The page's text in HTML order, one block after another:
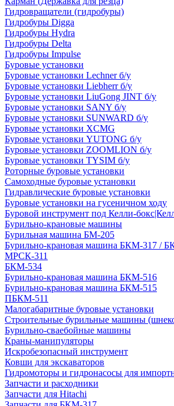
Гидровращатели (гидробуры)
Гидробуры Digga
Гидробуры Hydra
Гидробуры Delta
Гидробуры Impulse
Буровые установки
Буровые установки Lechner б/у
Буровые установки Liebherr б/у
Буровые установки LiuGong JINT б/у
Буровые установки SANY б/у
Буровые установки SUNWARD б/у
Буровые установки XCMG
Буровые установки YUTONG б/у
Буровые установки ZOOMLION б/у
Буровые установки TYSIM б/у
Роторные буровые установки
Самоходные буровые установки
Гидравлические буровые установки
Буровые установки на гусеничном ходу
Буровой инструмент под Келли-
Бурильно-крановые машины
Бурильная машина БМ-205
Бурильно-крановая машина БКМ-317 /
МРСК-311
БКМ-534
Бурильно-крановая машина БКМ-516
Бурильно-крановая машина БКМ-515
ПБКМ-511
Малогабаритные буровые установки
Строительные бурильные машины
Бурильно-сваебойные машины
Краны-манипуляторы
Искробезопасный инструмент
Ковши для экскаваторов
Гидромоторы и гидронасосы для
Запчасти и расходники
Запчасти для Hitachi